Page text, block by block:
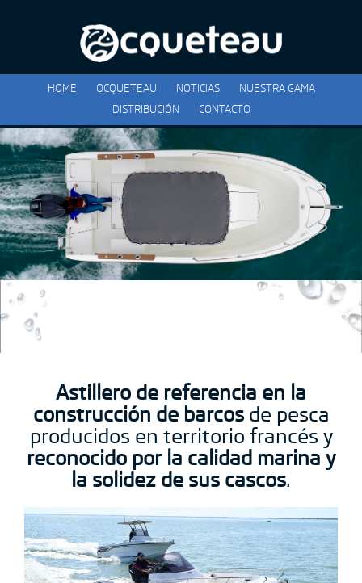
HOME OCQUETEAU NOTICIAS
NUESTRA GAMA
DISTRIBUCIÓN
CONTACTO
Astillero de referencia en la
construcción de barcosde pesca
producidos en territorio francés y
reconocido por la calidad marina y
la solidez de sus cascos.